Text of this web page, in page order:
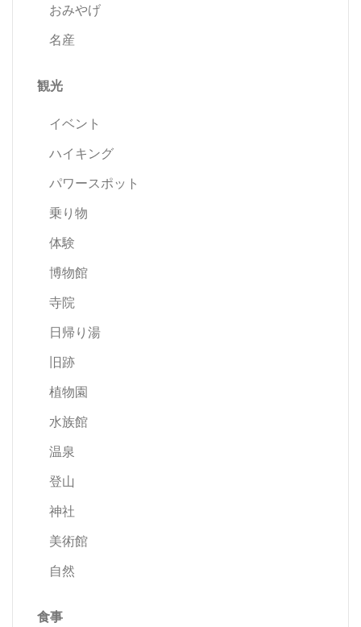
シ
おみやげ
名産
観光
イベント
ハイキング
パワースポット
乗り物
体験
博物館
寺院
日帰り湯
旧跡
植物園
水族館
温泉
登山
神社
美術館
自然
食事